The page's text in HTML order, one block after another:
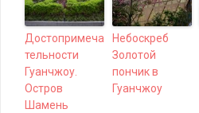
Достопримеча
тельности
Гуанчжоу.
Остров
Шамень
Небоскреб
Золотой
пончик в
Гуанчжоу